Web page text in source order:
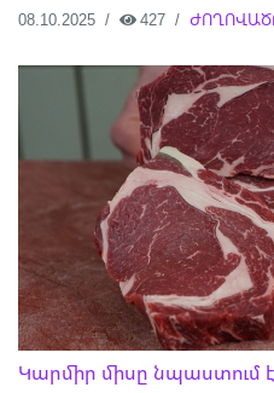
08.10.2025 427
Կարմիր միսը նպաստում է